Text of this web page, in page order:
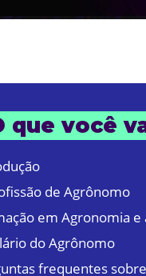
que você
de Agrônomo
em Agronomia e
do Agrônomo
frequentes